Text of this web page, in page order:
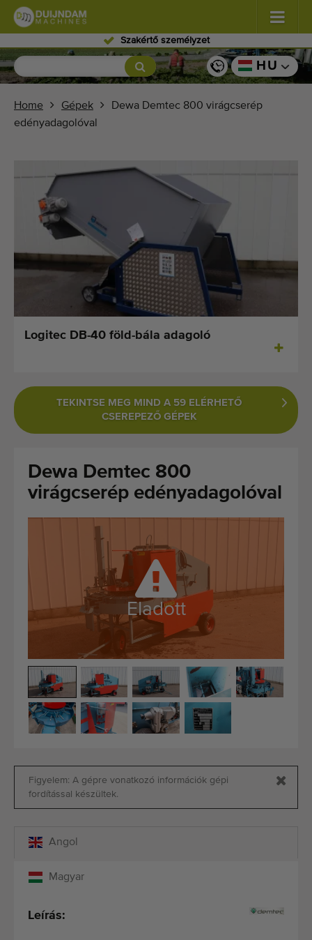
Szakértő személyzet
Virágok és dísznövények (587)
Üvegházi zöldségek
Szállítószalagok
Kínálja eladásra gépét!
Keresés típusonként
Legutóbb megtekintett gépek
Gépeink külföldre szállítása
Gépek
Rólunk
Minőségi gépek
Szakértő személyzet
Kiszállítás világszerte
1977-óta
HU
Home Gépek
Dewa Demtec 800 virágcserép
edényadagolóval
Logitec DB-40 föld-bála adagoló
TEKINTSE MEG MIND A 59 ELÉRHETŐ
CSEREPEZŐ GÉPEK
Dewa Demtec 800
virágcserép edényadagolóval
Eladott
Figyelem: A gépre vonatkozó információk gépi
fordítással készültek.
Magyar
Angol
Leírás: